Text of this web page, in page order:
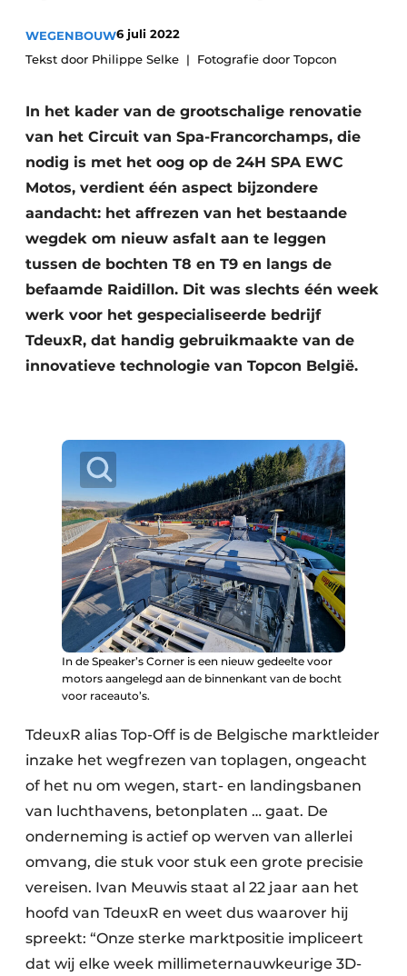
Video’s
WEGENBOUW6 juli 2022
Tekst door Philippe Selke
Fotografie door Topcon
In het kader van de grootschalige renovatie
van het Circuit van Spa-Francorchamps, die
nodig is met het oog op de 24H SPA EWC
Motos, verdient één aspect bijzondere
aandacht: het affrezen van het bestaande
wegdek om nieuw asfalt aan te leggen
tussen de bochten T8 en T9 en langs de
befaamde Raidillon. Dit was slechts één week
werk voor het gespecialiseerde bedrijf
TdeuxR, dat handig gebruikmaakte van de
innovatieve technologie van Topcon België.
In de Speaker’s Corner is een nieuw gedeelte voor
motors aangelegd aan de binnenkant van de bocht
voor raceauto’s.
TdeuxR alias Top-Off is de Belgische marktleider
inzake het wegfrezen van toplagen, ongeacht
of het nu om wegen, start- en landingsbanen
van luchthavens, betonplaten … gaat. De
onderneming is actief op werven van allerlei
omvang, die stuk voor stuk een grote precisie
vereisen. Ivan Meuwis staat al 22 jaar aan het
hoofd van TdeuxR en weet dus waarover hij
spreekt: “Onze sterke marktpositie impliceert
dat wij elke week millimeternauwkeurige 3D-